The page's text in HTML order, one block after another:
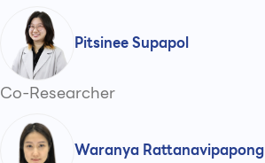
Pitsinee Supapol
Co-Researcher
Waranya Rattanavipapong